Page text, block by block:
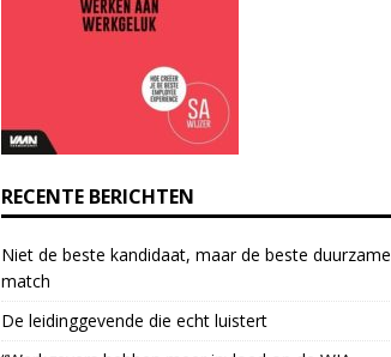
.
P
l
e
a
s
e
RECENTE BERICHTEN
Niet de beste kandidaat, maar de beste duurzame
match
De leidinggevende die echt luistert